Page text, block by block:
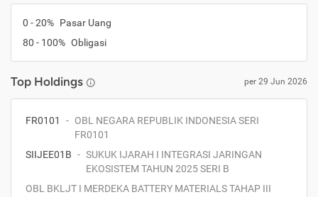
0 -20% Pasar Uang
80 - 100% Obligasi
Top Holdings per 29 Jun 2026
FR0101 - OBL NEGARA REPUBLIK INDONESIA SERI
FR0101
SIIJEE01B - SUKUK IJARAH I INTEGRASI JARINGAN
EKOSISTEM TAHUN 2025 SERI B
OBL BKLJT I MERDEKA BATTERY MATERIALS TAHAP III